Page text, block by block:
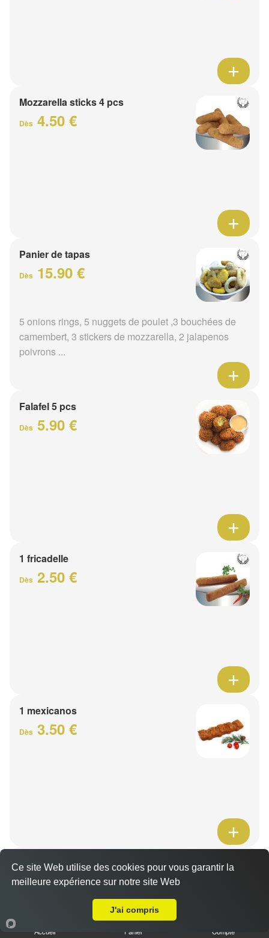
Mozzarella sticks 4 pcs
Dès 4.50 €
Panier de tapas
Dès 15.90 €
5 onions rings, 5 nuggets de poulet ,3 bouchées de
camembert, 3 stickers de mozzarella, 2 jalapenos
poivrons ...
Falafel 5 pcs
Dès 5.90 €
1 fricadelle
Dès 2.50 €
1 mexicanos
Dès 3.50 €
Barquette de viande
Dès7.50 €
1 viande au choix
Accueil Panier Compte
Ce site Web utilise des cookies pour vous garantir la
meilleure expérience sur notre site Web
J'ai compris